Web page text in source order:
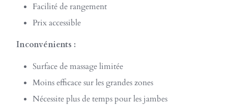
Facilité de rangement
Prix accessible
Inconvénients :
Surface de massage limitée
Moins efficace sur les grandes zones
Nécessite plus de temps pour les jambes